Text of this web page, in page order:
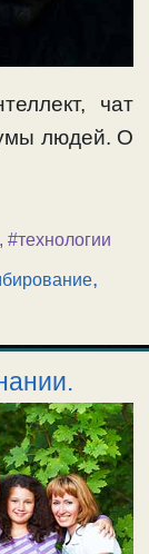
чат
людей. О
, #технологии
,